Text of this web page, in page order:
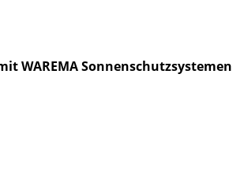
WAREMA Sonnenschutzsystemen